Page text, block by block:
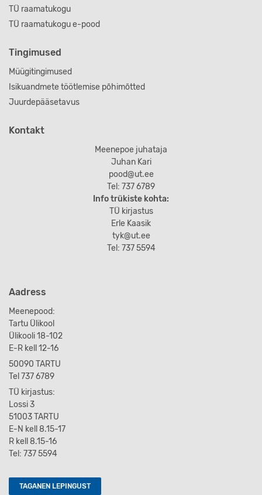
TÜ raamatukogu
TÜ raamatukogu e-pood
Tingimused
Müügitingimused
Isikuandmete töötlemise põhimõtted
Juurdepääsetavus
Kontakt
Meenepoe juhataja
Juhan Kari
pood@ut.ee
Tel: 737 6789
Info trükiste kohta:
TÜ kirjastus
Erle Kaasik
tyk@ut.ee
Tel: 737 5594
Aadress
Meenepood:
Tartu Ülikool
Ülikooli 18-102
E-R kell 12-16
50090 TARTU
Tel 737 6789
TÜ kirjastus:
Lossi 3
51003 TARTU
E-N kell 8.15-17
R kell 8.15-16
Tel: 737 5594
TAGANEN LEPINGUST